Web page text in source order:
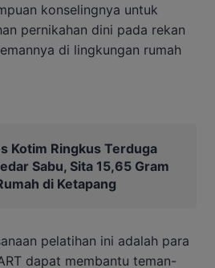
konselingnya untuk
pernikahan dini pada rekan
di lingkungan rumah
Kotim Ringkus Terduga
Sabu, Sita 15,65 Gram
di Ketapang
pelatihan ini adalah para
dapat membantu teman-